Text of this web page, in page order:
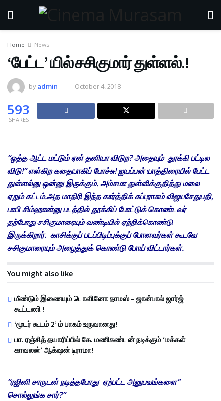
Home News
‘பேட்ட’ யில் சசிகுமார் துள்ளல்.!
by admin October 4, 2018
593
SHARES
“ஒத்த ஆட்ட மட்டும் ஏன் தனியா விடுற? அதையும் தூக்கி பட்டில
விடு!” என்கிற கதையாகிப் போச்சு! ஐயப்பன் யாத்திரையில் பேட்ட
துள்ளல்னு ஒன்னு இருக்கும். அம்சமா துள்ளிக்குதித்து மலை
ஏறும் கட்டம்.அத மாதிரி இந்த கார்த்திக் சுப்புராசும் விஜயசேதுபதி,
பாபி சிம்ஹான்னு படத்தில் தூக்கிப் போட்டுக் கொண்டவர்
தற்போது சசிகுமாரையும் வண்டியில் ஏற்றிக்கொண்டு
இருக்கிறார். காசிக்குப் படப்பிடிப்புக்குப் போனவர்கள் கூடவே
சசிகுமாரையும் அழைத்துக் கொண்டு போய் விட்டார்கள்.
You might also like
மீண்டும் இணையும் டொவினோ தாமஸ் – ஜான்பால் ஜார்ஜ்
கூட்டணி !
‘மூடர் கூடம் 2’ ம் பாகம் உருவானது!
பா. ரஞ்சித் தயாரிப்பில் கே. மணிகண்டன் நடிக்கும் ‘மக்கள்
காவலன்’ ஆக்‌ஷன் டிராமா!
“ரஜினி சாருடன் நடித்தபோது ஏற்பட்ட அனுபவங்களை”
சொல்லுங்க சார்?”